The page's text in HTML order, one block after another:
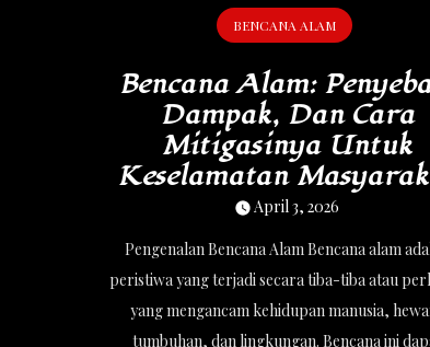
BENCANA ALAM
Bencana Alam:
Dampak, Dan Cara
Mitigasinya Untuk
Keselamatan
April 3, 2026
Pengenalan Bencana Alam Bencana alam
peristiwa yang terjadi secara tiba-tiba atau
yang mengancam kehidupan manusia,
tumbuhan, dan lingkungan. Bencana ini